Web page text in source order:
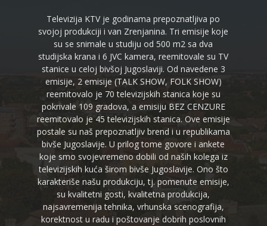
Televizija KTV je godinama prepoznatljiva po
svojoj produkciji i van Zrenjanina. Tri emisije koje
su se snimale u studiju od 500 m2 sa dva
studijska krana i 6 JVC kamera, reemitovale su TV
stanice u celoj bivšoj Jugoslaviji. Od navedene 3
emisije, 2 emisije (TALK SHOW, FOLK SHOW)
reemitovalo je 70 televizijskih stanica koje su
pokrivale 109 gradova, a emisiju BEZ CENZURE
reemitovalo je 45 televizijskih stanica. Ove emisije
postale su naš prepoznatljiv brend i u republikama
bivše Jugoslavije. U prilog tome govore i ankete
koje smo svojevremeno dobili od naših kolega iz
televizijskih kuća širom bivše Jugoslavije. Ono što
karakteriše našu produkciju, tj. pomenute emisije,
su kvalitetni gosti, kvalitetna produkcija,
najsavremenija tehnika, vrhunska scenografija,
korektnost u radu i poštovanje dobrih poslovnih